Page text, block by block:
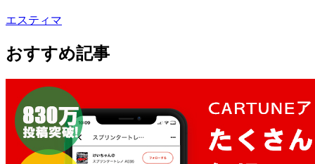
エスティマ
おすすめ記事